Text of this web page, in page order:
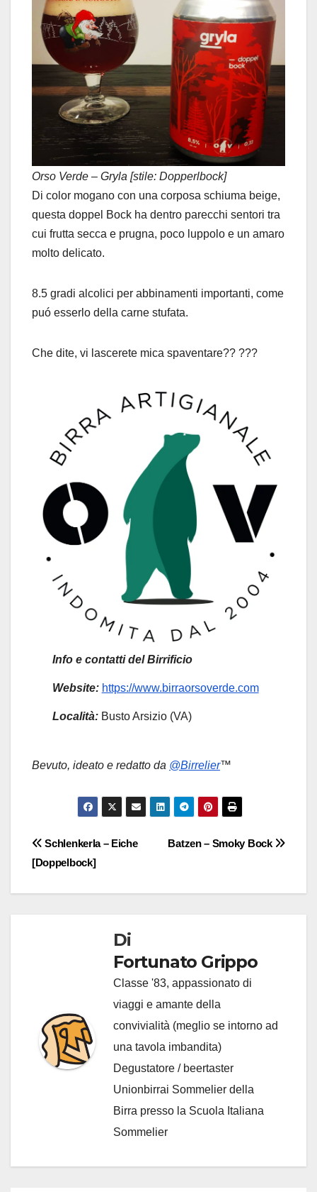
Orso Verde – Gryla [stile: Dopperlbock]
Di color mogano con una corposa schiuma beige,
questa doppel Bock ha dentro parecchi sentori tra
cui frutta secca e prugna, poco luppolo e un amaro
molto delicato.
8.5 gradi alcolici per abbinamenti importanti, come
puó esserlo della carne stufata.
Che dite, vi lascerete mica spaventare?? ???
Info e contatti del Birrificio
Website: https://www.birraorsoverde.com
Località:Busto Arsizio (VA)
Bevuto, ideato e redatto da @Birrelier™
Navigazione
articoli
Batzen – Smoky Bock
Schlenkerla – Eiche
[Doppelbock]
Di
Fortunato Grippo
Classe '83, appassionato di
viaggi e amante della
convivialità (meglio se intorno ad
una tavola imbandita)
Degustatore / beertaster
Unionbirrai Sommelier della
Birra presso la Scuola Italiana
Sommelier